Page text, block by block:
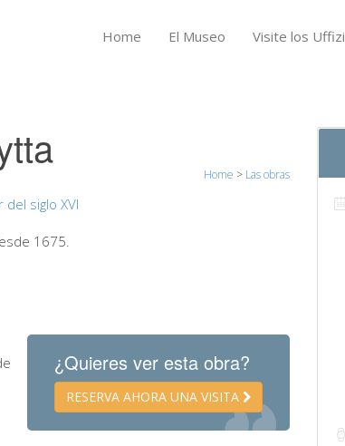
Home El Museo Visite los Uffizi
Home > Las obras
siglo XVI
1675.
¿Quieres ver esta obra?
RESERVA AHORA UNA VISITA